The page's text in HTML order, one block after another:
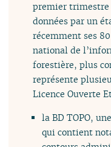
premier trimestre
données par un
récemment ses
national de
forestière, plus
représente
Licence Ouverte
la BD TOPO,
qui contient